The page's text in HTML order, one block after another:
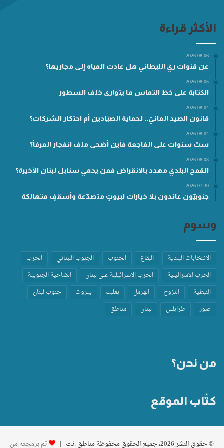
الأكثر قراءة
2026-08-06
عن قنوات ريّ الليطاني هل عادت المياه إلى مجاريها؟
2026-08-05
الكتابة على خطّ التماس ما يتوارى خلف السطور
2026-08-04
قانون الصيد المائيّ.. لحماية الصيّادين أم احتكار الشركات؟
2026-08-04
ستّ سنوات على الفاجعة فأين أضحى ملف انفجار المرفأ؟
2026-08-03
القمح البلديّ مهدد بالانقراض فمن يحمي سنابل لبنان الأخيرة؟
2026-07-30
جنوبيّون عائدون بلا خيارات لبيوتٍ متصدّعة وأسقفٍ متهالكة
وسوم
الانتخابات البلدية البقاع الجنوب الجنوب اللبناني
الحرب
الحرب الاسرائيلية
الحرب الاسرائيلية على لبنان
الضاحية الجنوبية
النبطية
النزوح الهرمل بعلبك بيروت
جنوب لبنان
صور
طرابلس لبنان مناطق
من نحن؟
كتّاب الموقع
© حقوق النشر 2026، جميع الحقوق محفوظة مناطق .نت | تم برمجته من